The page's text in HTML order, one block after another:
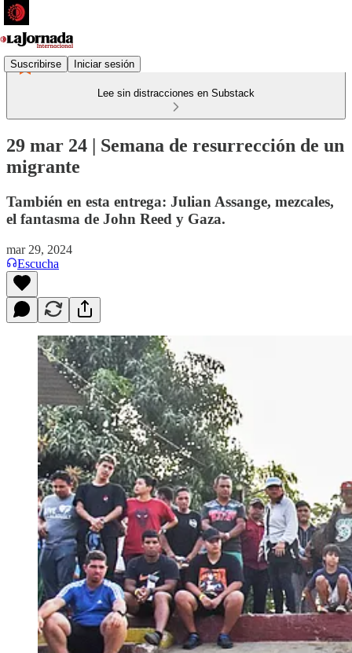
Suscribirse Iniciar sesión
Lee sin distracciones en Substack
29 mar 24 | Semana de resurrección de un
migrante
También en esta entrega: Julian Assange, mezcales,
el fantasma de John Reed y Gaza.
mar 29, 2024
Escucha